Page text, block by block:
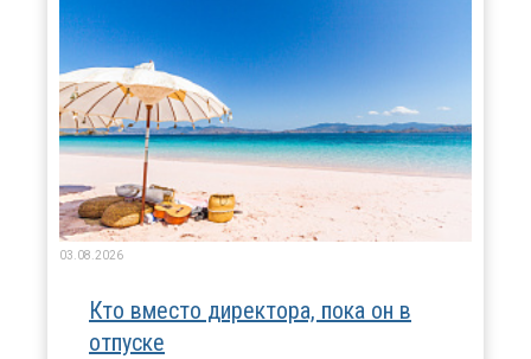
03.08.2026
Кто вместо директора, пока он в
отпуске